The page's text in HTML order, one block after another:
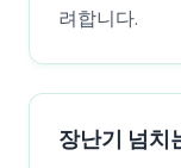
려합니다.
장난기 넘치